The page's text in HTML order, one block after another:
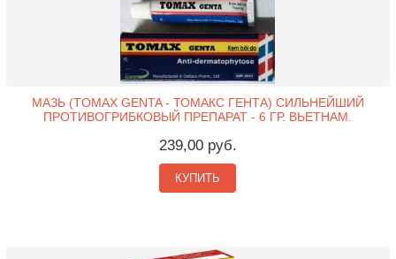
МАЗЬ (TOMAX GENTA - ТОМАКС ГЕНТА) СИЛЬНЕЙШИЙ
ПРОТИВОГРИБКОВЫЙ ПРЕПАРАТ - 6 ГР. ВЬЕТНАМ.
239,00 руб.
КУПИТЬ